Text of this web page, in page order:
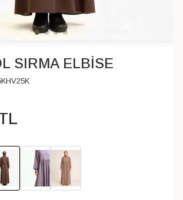
SIRMA ELBİSE